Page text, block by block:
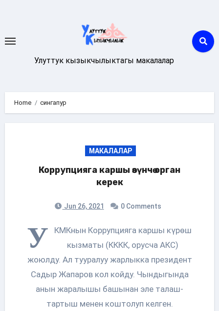
Улуттук кызыкчылыктагы макалалар
Home сингапур
МАКАЛАЛАР
Коррупцияга каршы өзүнчө орган
керек
Jun 26, 2021 0 Comments
У
КМКнын Коррупцияга каршы күрөш
кызматы (КККК, орусча АКС)
жоюлду. Ал тууралуу жарлыкка президент
Садыр Жапаров кол койду. Чындыгында
анын жаралышы башынан эле талаш-
тартыш менен коштолуп келген.